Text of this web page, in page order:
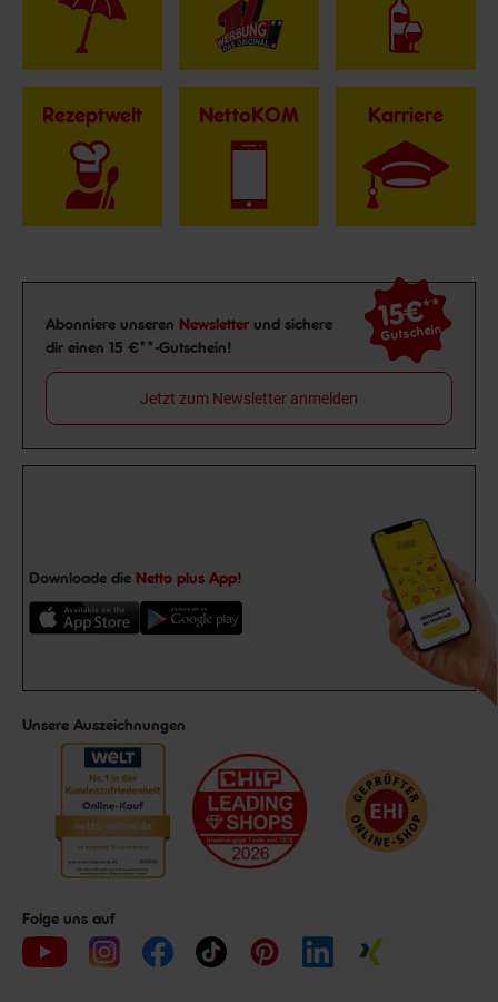
Rezeptwelt NettoKOM Karriere
Newsletter Anmeldung
Abonniere unseren Newsletter und sichere
dir einen 15 €**-Gutschein!
15€**
Gutschein
Jetzt zum Newsletter anmelden
Downloade die Netto plus App!
Unsere Auszeichnungen
Folge uns auf